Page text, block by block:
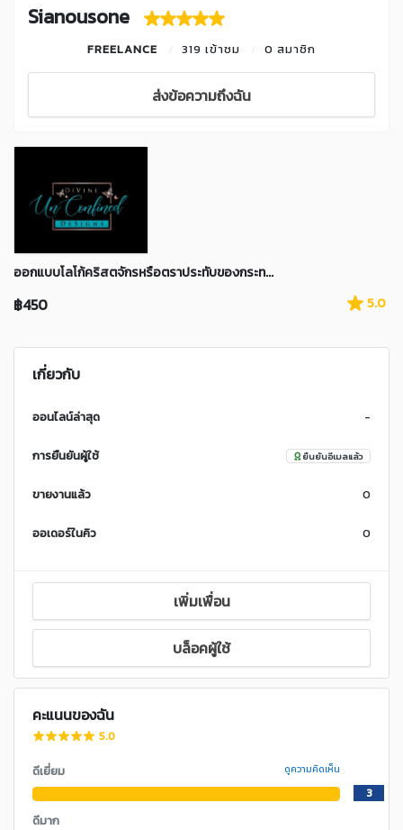
Sianousone
FREELANCE 319 เข้าชม 0 สมาชิก
ส่งข้อความถึงฉัน
ออกแบบโลโก้คริสตจักรหรือตราประทับของกระท...
฿450 5.0
เกี่ยวกับ
ออนไลน์ล่าสุด -
การยืนยันผู้ใช้ ยืนยันอีเมลแล้ว
ขายงานแล้ว 0
ออเดอร์ในคิว 0
เพิ่มเพื่อน
บล็อคผู้ใช้
คะแนนของฉัน
5.0
ดีเยี่ยม ดูความคิดเห็น
3
ดีมาก